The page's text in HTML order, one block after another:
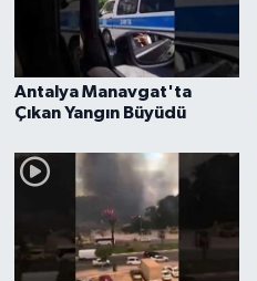
Antalya Manavgat'ta
Çıkan Yangın Büyüdü